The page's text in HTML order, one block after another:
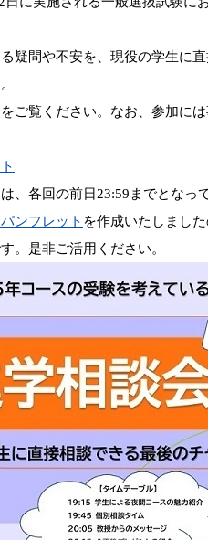
疑問や不安を、現役の学生に
ご覧ください。なお、参加に
、各回の前日23:59までとなっ
ンフレット を作成いたしまし
。是非ご活用ください。